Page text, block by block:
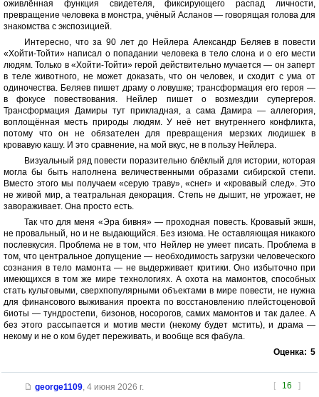
оживлённая функция свидетеля, фиксирующего распад личности,
превращение человека в монстра, учёный Асланов — говорящая голова для
знакомства с экспозицией.
Интересно, что за 90 лет до Нейлера Александр Беляев в повести
«Хойти-Тойти» написал о попадании человека в тело слона и о его мести
людям. Только в «Хойти-Тойти» герой действительно мучается — он заперт
в теле животного, не может доказать, что он человек, и сходит с ума от
одиночества. Беляев пишет драму о ловушке; трансформация его героя —
в фокусе повествования. Нейлер пишет о возмездии супергероя.
Трансформация Дамиры тут прикладная, а сама Дамира — аллегория,
воплощённая месть природы людям. У неё нет внутреннего конфликта,
потому что он не обязателен для превращения мерзких людишек в
кровавую кашу. И это сравнение, на мой вкус, не в пользу Нейлера.
Визуальный ряд повести поразительно блёклый для истории, которая
могла бы быть наполнена величественными образами сибирской степи.
Вместо этого мы получаем «серую траву», «снег» и «кровавый след». Это
не живой мир, а театральная декорация. Степь не дышит, не угрожает, не
завораживает. Она просто есть.
Так что для меня «Эра бивня» — проходная повесть. Кровавый экшн,
не провальный, но и не выдающийся. Без изюма. Не оставляющая никакого
послевкусия. Проблема не в том, что Нейлер не умеет писать. Проблема в
том, что центральное допущение — необходимость загрузки человеческого
сознания в тело мамонта — не выдерживает критики. Оно избыточно при
имеющихся в том же мире технологиях. А охота на мамонтов, способных
стать культовыми, сверхпопулярными объектами в мире повести, не нужна
для финансового выживания проекта по восстановлению плейстоценовой
биоты — тундростепи, бизонов, носорогов, самих мамонтов и так далее. А
без этого рассыпается и мотив мести (некому будет мстить), и драма —
некому и не о ком будет переживать, и вообще вся фабула.
Оценка: 5
[ 16 ]
george1109, 4 июня 2026 г.